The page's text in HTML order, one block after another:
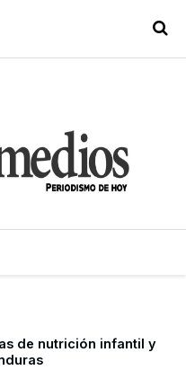
de nutrición infantil y